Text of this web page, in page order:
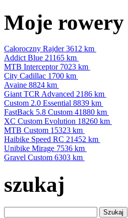
Moje rowery
Całoroczny Rajder3612 km
Addict Blue 21165 km
MTB Interceptor 7023 km
City Cadillac 1700 km
Avaine 8824 km
Giant TCR Advanced 2186 km
Custom 2.0 Essential 8839 km
FastBack 5.8 Custom 41880 km
XC Custom Evolution 18260 km
MTB Custom 15323 km
Haibike Speed RC 21452 km
Unibike Mirage 7536 km
Gravel Custom 6303 km
szukaj